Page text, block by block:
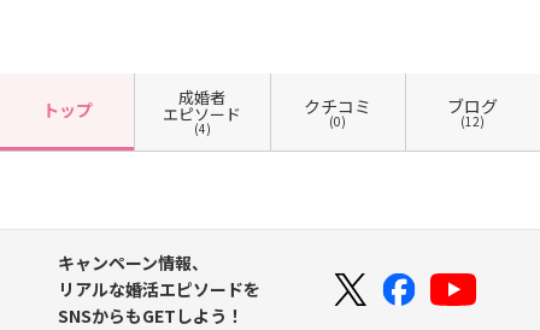
トップ
成婚者
エピソード
(4)
クチコミ
(0)
ブログ
(12)
キャンペーン情報、
リアルな婚活エピソードを
SNSからもGETしよう！